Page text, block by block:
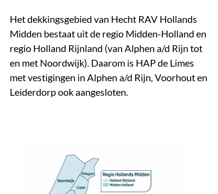
Het dekkingsgebied van Hecht RAV Hollands
Midden bestaat uit de regio Midden-Holland en
regio Holland Rijnland (van Alphen a/d Rijn tot
en met Noordwijk). Daarom is HAP de Limes
met vestigingen in Alphen a/d Rijn, Voorhout en
Leiderdorp ook aangesloten.